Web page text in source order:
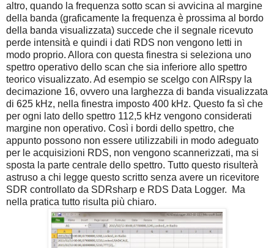
altro, quando la frequenza sotto scan si avvicina al margine
della banda (graficamente la frequenza è prossima al bordo
della banda visualizzata) succede che il segnale ricevuto
perde intensità e quindi i dati RDS non vengono letti in
modo proprio. Allora con questa finestra si seleziona uno
spettro operativo dello scan che sia inferiore allo spettro
teorico visualizzato. Ad esempio se scelgo con AIRspy la
decimazione 16, ovvero una larghezza di banda visualizzata
di 625 kHz, nella finestra imposto 400 kHz. Questo fa sì che
per ogni lato dello spettro 112,5 kHz vengono considerati
margine non operativo. Così i bordi dello spettro, che
appunto possono non essere utilizzabili in modo adeguato
per le acquisizioni RDS, non vengono scannerizzati, ma si
sposta la parte centrale dello spettro. Tutto questo risulterà
astruso a chi legge questo scritto senza avere un ricevitore
SDR controllato da SDRsharp e RDS Data Logger. Ma
nella pratica tutto risulta più chiaro.